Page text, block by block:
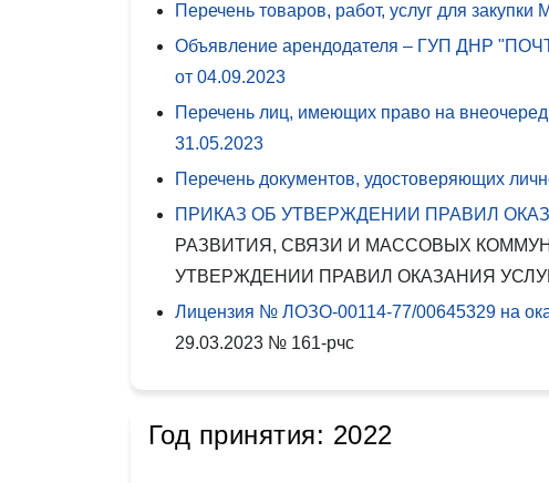
Перечень товаров, работ, услуг для закупки
Объявление арендодателя – ГУП ДНР
от 04.09.2023
Перечень лиц, имеющих право на
31.05.2023
Перечень документов, удостоверяющих
ПРИКАЗ ОБ УТВЕРЖДЕНИИ ПРАВИЛ
РАЗВИТИЯ, СВЯЗИ И МАССОВЫХ
УТВЕРЖДЕНИИ ПРАВИЛ ОКАЗАНИЯ
Лицензия № ЛОЗО-00114-77/00645329 на
29.03.2023 № 161-рчс
Год принятия: 2022